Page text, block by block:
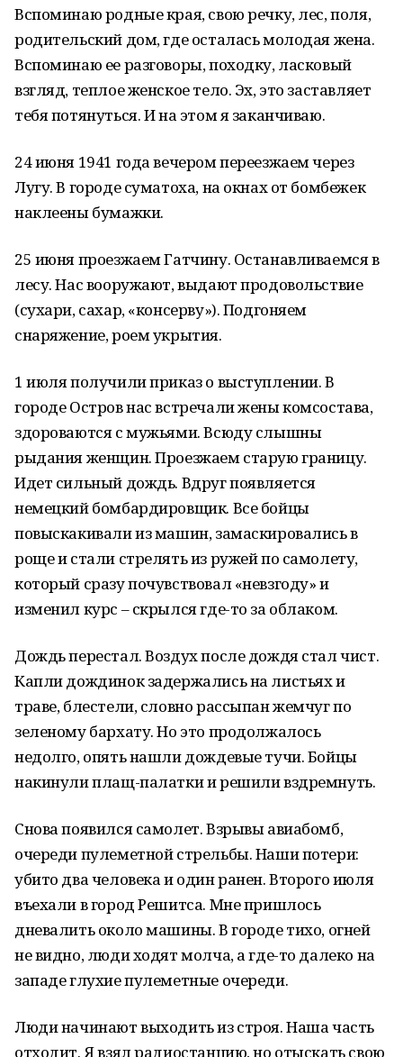
Вспоминаю родные края, свою речку, лес, поля,
родительский дом, где осталась молодая жена.
Вспоминаю ее разговоры, походку, ласковый
взгляд, теплое женское тело. Эх, это заставляет
тебя потянуться. И на этом я заканчиваю.
24 июня 1941 года вечером переезжаем через
Лугу. В городе суматоха, на окнах от бомбежек
наклеены бумажки.
25 июня проезжаем Гатчину. Останавливаемся в
лесу. Нас вооружают, выдают продовольствие
(сухари, сахар, «консерву»). Подгоняем
снаряжение, роем укрытия.
1 июля получили приказ о выступлении. В
городе Остров нас встречали жены комсостава,
здороваются с мужьями. Всюду слышны
рыдания женщин. Проезжаем старую границу.
Идет сильный дождь. Вдруг появляется
немецкий бомбардировщик. Все бойцы
повыскакивали из машин, замаскировались в
роще и стали стрелять из ружей по самолету,
который сразу почувствовал «невзгоду» и
изменил курс – скрылся где-то за облаком.
Дождь перестал. Воздух после дождя стал чист.
Капли дождинок задержались на листьях и
траве, блестели, словно рассыпан жемчуг по
зеленому бархату. Но это продолжалось
недолго, опять нашли дождевые тучи. Бойцы
накинули плащ-палатки и решили вздремнуть.
Снова появился самолет. Взрывы авиабомб,
очереди пулеметной стрельбы. Наши потери:
убито два человека и один ранен. Второго июля
въехали в город Решитса. Мне пришлось
дневалить около машины. В городе тихо, огней
не видно, люди ходят молча, а где-то далеко на
западе глухие пулеметные очереди.
Люди начинают выходить из строя. Наша часть
отходит. Я взял радиостанцию, но отыскать свою